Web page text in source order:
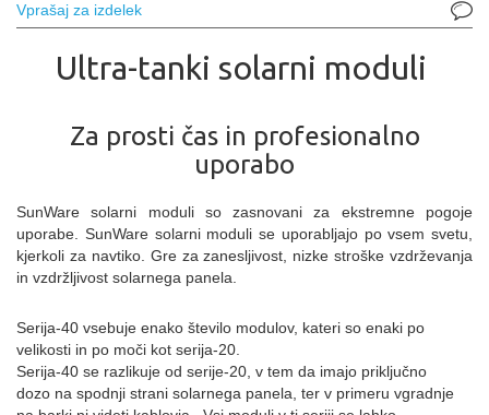
Vprašaj za izdelek
Ultra-tanki solarni moduli
Za prosti čas in profesionalno
uporabo
SunWare solarni moduli so zasnovani za ekstremne pogoje
uporabe. SunWare solarni moduli se uporabljajo po vsem svetu,
kjerkoli za navtiko. Gre za zanesljivost, nizke stroške vzdrževanja
in vzdržljivost solarnega panela.
Serija-40 vsebuje enako število modulov, kateri so enaki po
velikosti in po moči kot serija-20.
Serija-40 se razlikuje od serije-20, v tem da imajo priključno
dozo na spodnji strani solarnega panela, ter v primeru vgradnje